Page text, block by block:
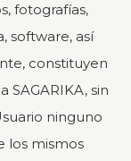
fotografías,
software, así
constituyen
sin
ninguno
los mismos